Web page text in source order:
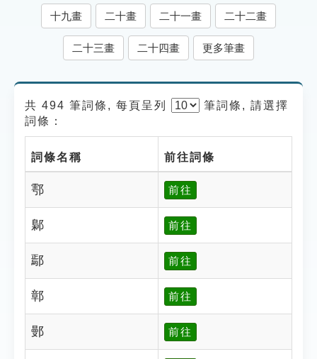
遊戲專區
貓頭鷹博士
十九畫 二十畫 二十一畫 二十二畫
二十三畫 二十四畫 更多筆畫
共 494 筆詞條, 每頁呈列 筆詞條, 請選擇
詞條：
詞條名稱 前往詞條
鄠 前往
鄡 前往
鄢 前往
鄣 前往
鄤 前往